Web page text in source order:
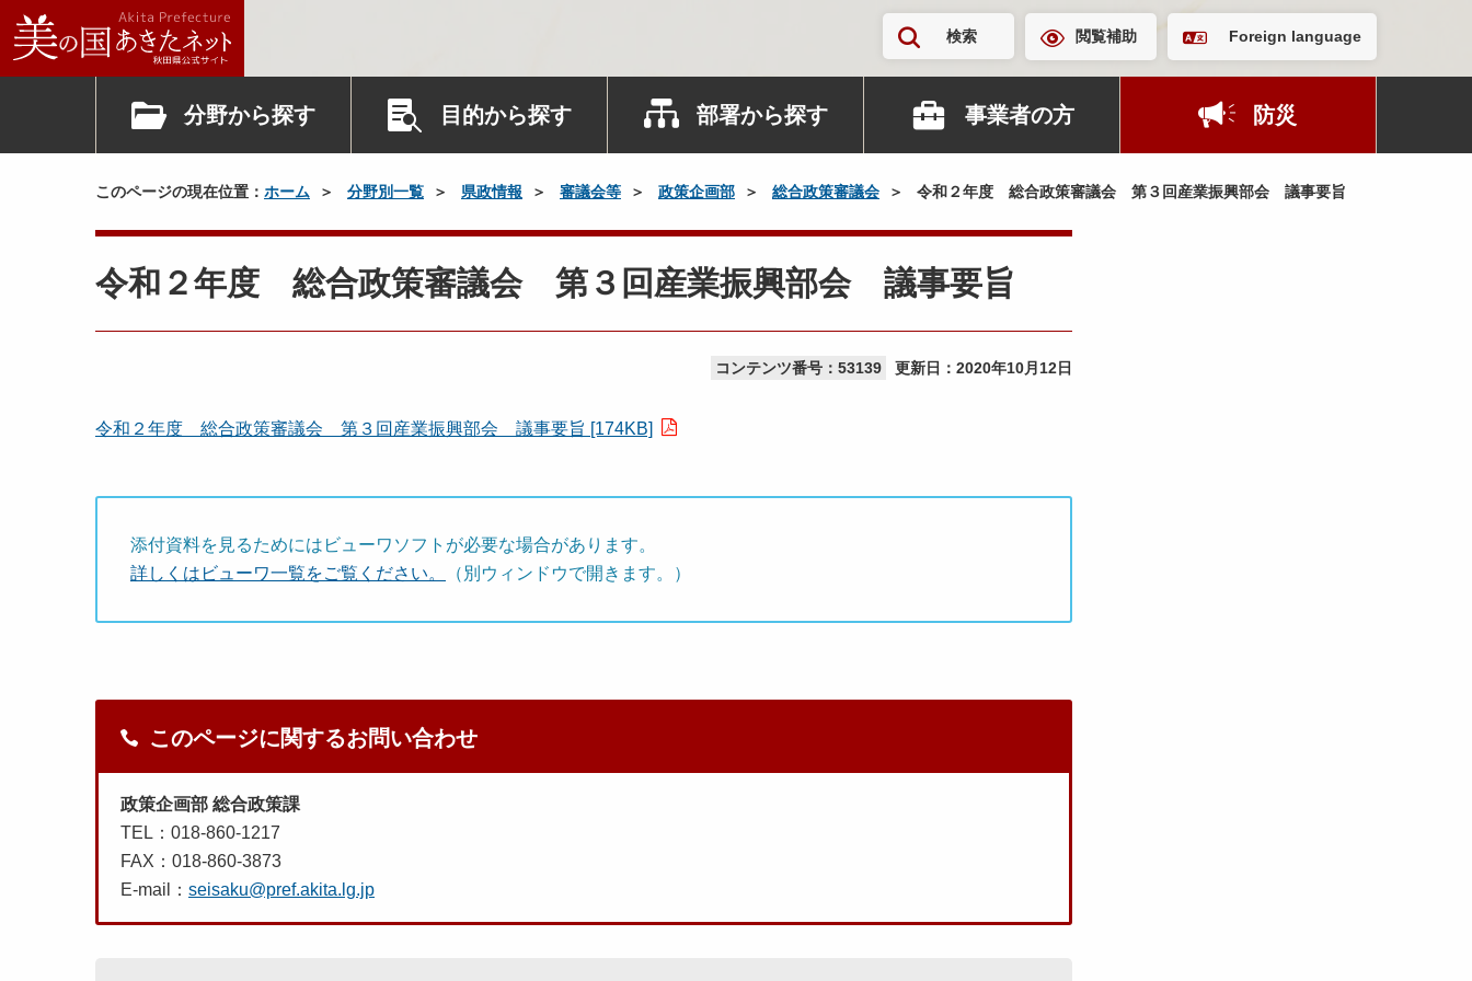
検索 閲覧補助 Foreign language
分野から探す 目的から探す 部署から探す 事業者の方 防災
このページの現在位置： ホーム 分野別一覧 県政情報 審議会等 政策企画部 総合政策審議会 令和２年度 総合政策審議会 第３回産業振興部会 議事要旨
令和２年度 総合政策審議会 第３回産業振興部会 議事要旨
コンテンツ番号：53139 更新日： 2020年10月12日
令和２年度 総合政策審議会 第３回産業振興部会 議事要旨 [174KB]
添付資料を見るためにはビューワソフトが必要な場合があります。
詳しくはビューワ一覧をご覧ください。
（別ウィンドウで開きます。）
このページに関するお問い合わせ
政策企画部 総合政策課
TEL：018-860-1217
FAX：018-860-3873
E-mail： seisaku@pref.akita.lg.jp